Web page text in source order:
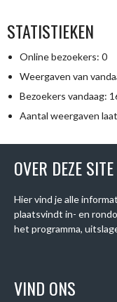
STATISTIEKEN
Online bezoekers: 0
Weergaven van
Bezoekers vandaag:
Aantal weergaven
OVER DEZE SITE
Hier vind je alle
plaatsvindt in- en
het programma,
VIND ONS